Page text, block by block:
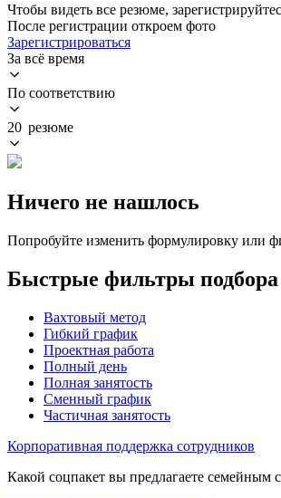
Чтобы видеть все резюме,
После регистрации откроем фото
Зарегистрироваться
За всё время
По соответствию
20 резюме
Ничего не нашлось
Попробуйте изменить формулировку или
Быстрые фильтры
Вахтовый метод
Гибкий график
Проектная работа
Полный день
Полная занятость
Сменный график
Частичная занятость
Корпоративная поддержка сотрудников
Какой соцпакет вы предлагаете семейным